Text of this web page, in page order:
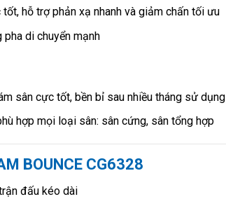
hỗ trợ phản xạ nhanh và giảm chấn tối ưu
di chuyển mạnh
sân cực tốt, bền bỉ sau nhiều tháng sử dụng
hợp mọi loại sân: sân cứng, sân tổng hợp
BOUNCE CG6328
đấu kéo dài